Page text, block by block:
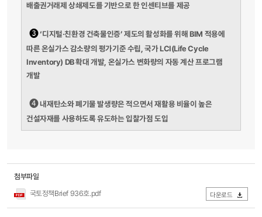
배출권거래제 상쇄제도를 기반으로 한 인센티브를 제공
➌‘디지털·친환경 건축물인증’ 제도의 활성화를 위해 BIM 적용에
따른 온실가스 감소량의 평가기준 수립, 국가 LCI(Life Cycle
Inventory) DB 확대 개발, 온실가스 변화량의 자동 계산 프로그램
개발
➍내재탄소와 폐기물 발생량은 적으면서 재활용 비율이 높은
건설자재를 사용하도록 유도하는 입찰가점 도입
첨부파일
국토정책Brief 936호.pdf
다운로드